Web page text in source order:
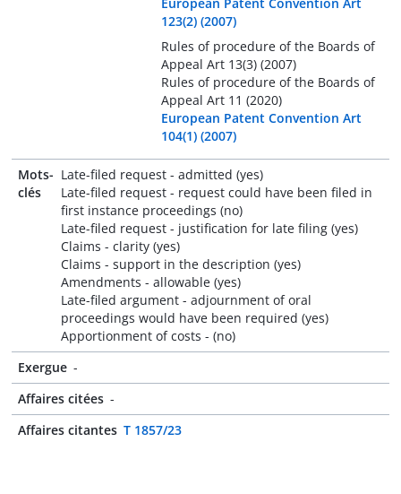
123(2) (2007)
Rules of procedure of the Boards of
Appeal Art 13(3) (2007)
Rules of procedure of the Boards of
Appeal Art 11 (2020)
European Patent Convention Art
104(1) (2007)
Mots-
clés
Late-filed request - admitted (yes)
Late-filed request - request could have been filed in
first instance proceedings (no)
Late-filed request - justification for late filing (yes)
Claims - clarity (yes)
Claims - support in the description (yes)
Amendments - allowable (yes)
Late-filed argument - adjournment of oral
proceedings would have been required (yes)
Apportionment of costs - (no)
Exergue -
Affaires citées -
Affaires citantes T 1857/23